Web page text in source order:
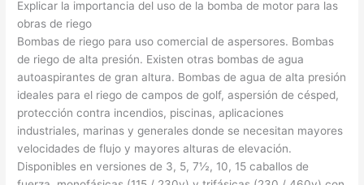
Explicar la importancia del uso de la bomba de motor para las
obras de riego
Bombas de riego para uso comercial de aspersores. Bombas
de riego de alta presión. Existen otras bombas de agua
autoaspirantes de gran altura. Bombas de agua de alta presión
ideales para el riego de campos de golf, aspersión de césped,
protección contra incendios, piscinas, aplicaciones
industriales, marinas y generales donde se necesitan mayores
velocidades de flujo y mayores alturas de elevación.
Disponibles en versiones de 3, 5, 7½, 10, 15 caballos de